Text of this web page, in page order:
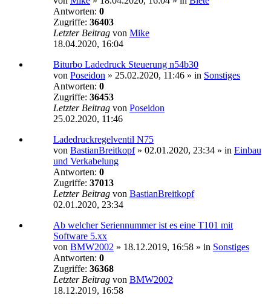
Antworten: 0
Zugriffe: 36403
Letzter Beitrag von Mike
18.04.2020, 16:04
Biturbo Ladedruck Steuerung n54b30
von Poseidon » 25.02.2020, 11:46 » in Sonstiges
Antworten: 0
Zugriffe: 36453
Letzter Beitrag von Poseidon
25.02.2020, 11:46
Ladedruckregelventil N75
von BastianBreitkopf» 02.01.2020, 23:34 » in Einbau
und Verkabelung
Antworten: 0
Zugriffe: 37013
Letzter Beitrag von BastianBreitkopf
02.01.2020, 23:34
Ab welcher Seriennummer ist es eine T101 mit
Software 5.xx
von BMW2002 » 18.12.2019, 16:58 » in Sonstiges
Antworten: 0
Zugriffe: 36368
Letzter Beitrag von BMW2002
18.12.2019, 16:58